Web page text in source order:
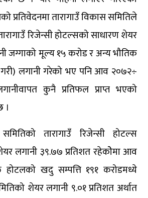
प्रतिवेदनमा तारागाउँ विकास समितिले
रिजेन्सी होटल्सको साधारण शेयर
जग्गाको मूल्य १५ करोड र अन्य भौतिक
लगानी गरेको भए पनि आव २०७२÷
कुनै प्रतिफल प्राप्त भएको
।
तारागाउँ रिजेन्सी होटल्स
लगानी ३९.७७ प्रतिशत रहेकोेमा आव
खदु सम्पत्ति १९१ करोडमध्ये
शेयर लगानी ९.०१ प्रतिशत अर्थात